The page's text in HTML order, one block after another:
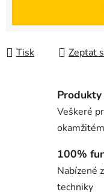
Tisk Zeptat
Veškeré
100%
Nabízené
techniky